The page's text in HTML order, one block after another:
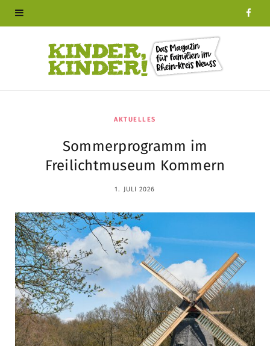
AKTUELLES
Sommerprogramm im
Freilichtmuseum Kommern
1. JULI 2026